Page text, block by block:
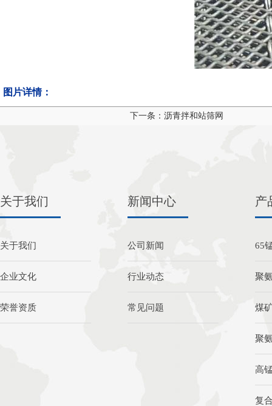
图片详情：
下一条：沥青拌和站筛网
关于我们
关于我们
企业文化
荣誉资质
新闻中心
公司新闻
行业动态
常见问题
产
65
聚
煤
聚
高
复